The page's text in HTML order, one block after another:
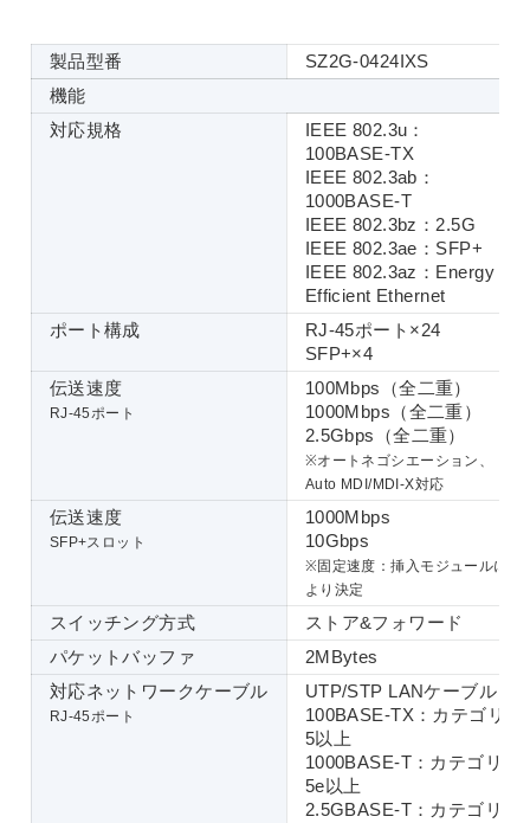
製品型番
SZ2G-0424IXS
機能
対応規格
IEEE 802.3u：
100BASE-TX
IEEE 802.3ab：
1000BASE-T
IEEE 802.3bz：2.5G
IEEE 802.3ae：SFP+
IEEE 802.3az：Energy
Efficient Ethernet
ポート構成
RJ-45ポート×24
SFP+×4
伝送速度
RJ-45ポート
100Mbps（全二重）
1000Mbps（全二重）
2.5Gbps（全二重）
※オートネゴシエーション、
Auto MDI/MDI-X対応
伝送速度
SFP+スロット
1000Mbps
10Gbps
※固定速度：挿入モジュールに
より決定
スイッチング方式
ストア&フォワード
パケットバッファ
2MBytes
対応ネットワークケーブル
RJ-45ポート
UTP/STP LANケーブル
100BASE-TX：カテゴリ
5以上
1000BASE-T：カテゴリ
5e以上
2.5GBASE-T：カテゴリ